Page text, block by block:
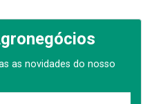
as novidades do nosso